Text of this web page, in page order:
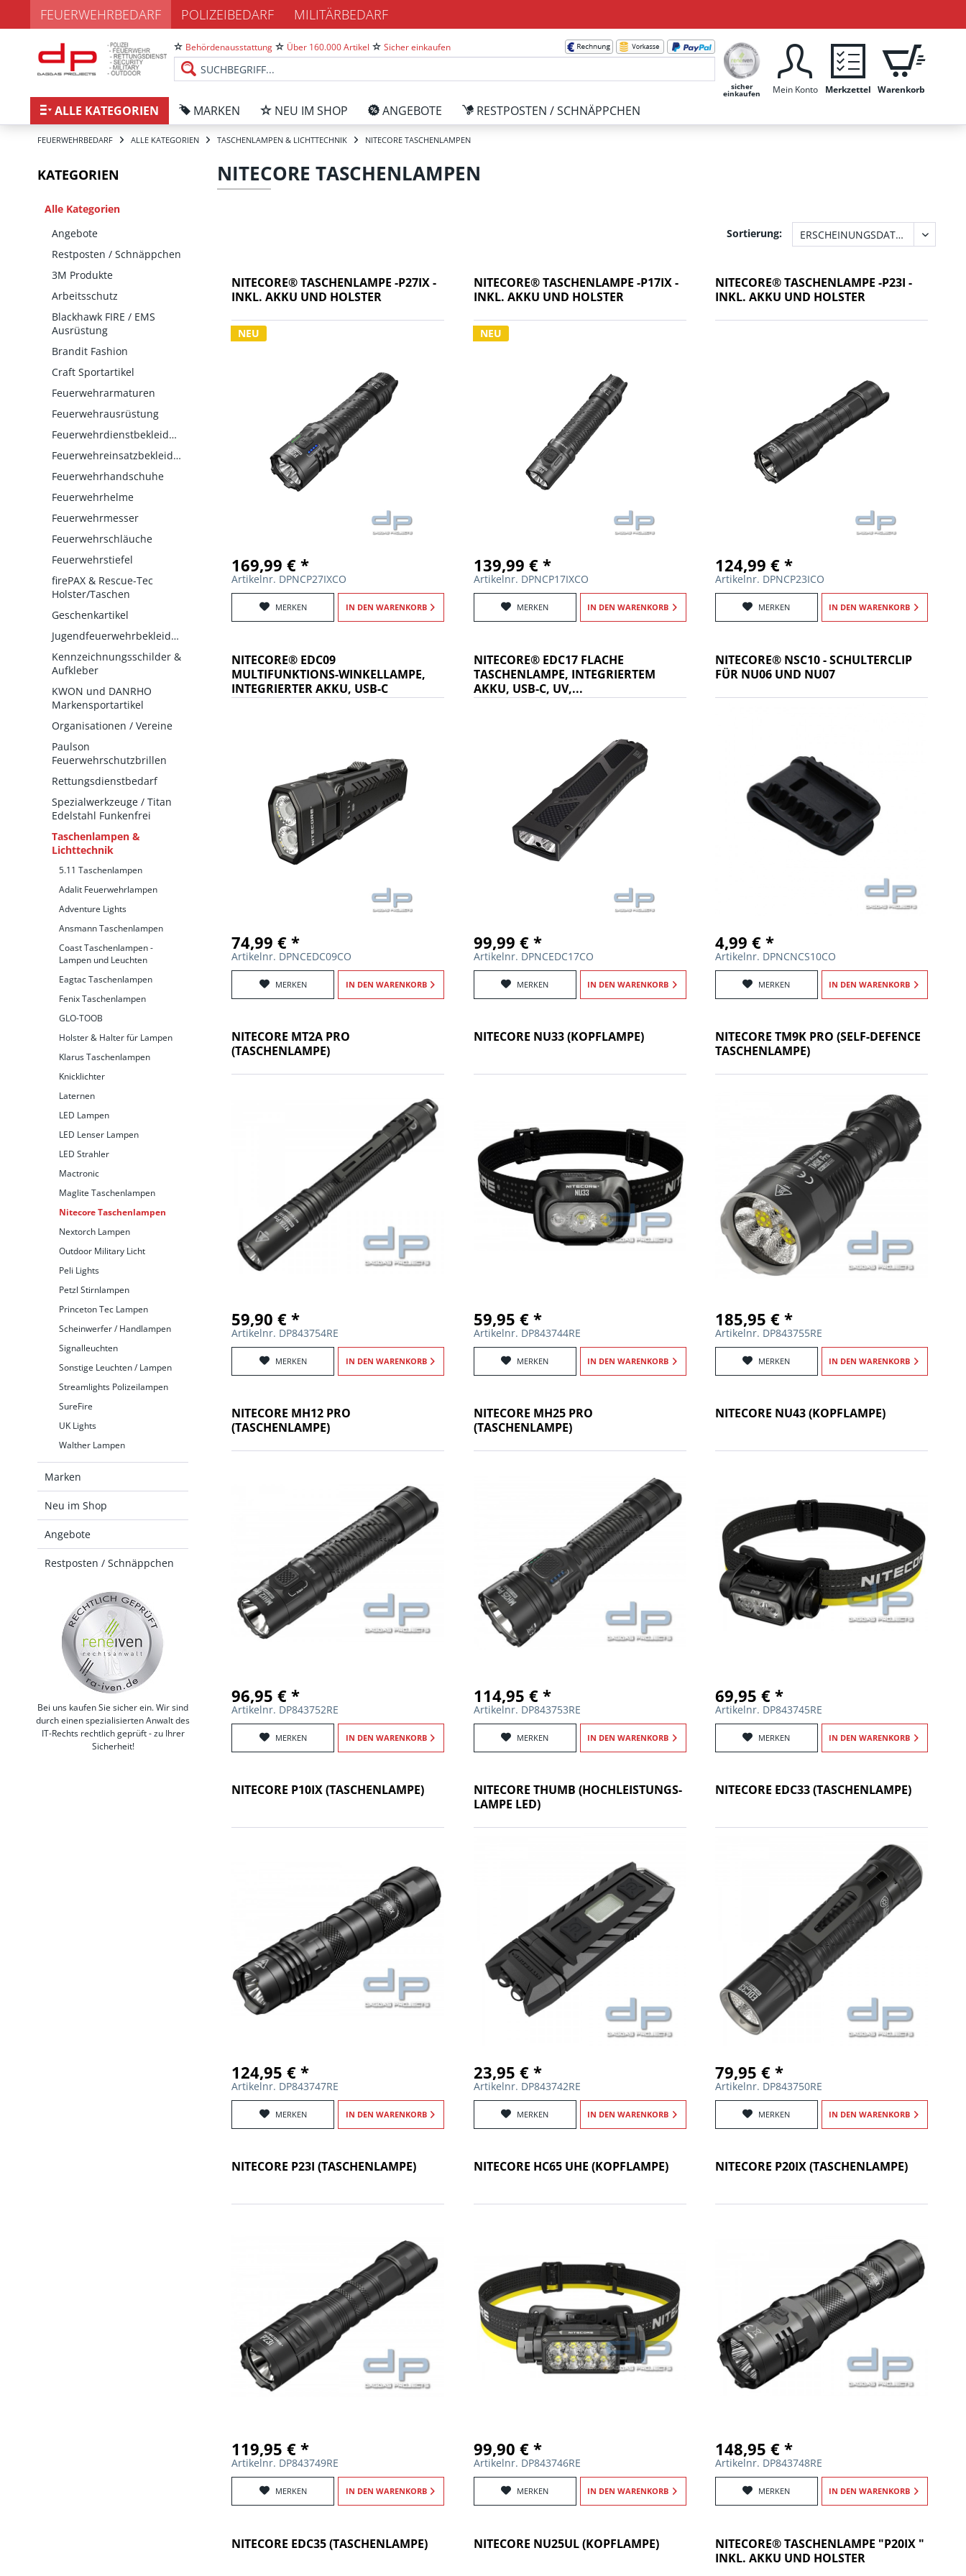
FEUERWEHRBEDARF POLIZEIBEDARF MILITÄRBEDARF
Behördenausstattung Über 160.000 Artikel Sicher einkaufen
sicher
einkaufen Mein Konto Merkzettel Warenkorb
ALLE KATEGORIEN MARKEN NEU IM SHOP ANGEBOTE RESTPOSTEN / SCHNÄPPCHEN
FEUERWEHRBEDARF ALLE KATEGORIEN TASCHENLAMPEN & LICHTTECHNIK NITECORE TASCHENLAMPEN
KATEGORIEN
Alle Kategorien
Angebote
Restposten / Schnäppchen
3M Produkte
Arbeitsschutz
Blackhawk FIRE / EMS
Ausrüstung
Brandit Fashion
Craft Sportartikel
Feuerwehrarmaturen
Feuerwehrausrüstung
Feuerwehrdienstbekleidung
Feuerwehreinsatzbekleidung
Feuerwehrhandschuhe
Feuerwehrhelme
Feuerwehrmesser
Feuerwehrschläuche
Feuerwehrstiefel
firePAX & Rescue-Tec
Holster/Taschen
Geschenkartikel
Jugendfeuerwehrbekleidung
Kennzeichnungsschilder &
Aufkleber
KWON und DANRHO
Markensportartikel
Organisationen / Vereine
Paulson
Feuerwehrschutzbrillen
Rettungsdienstbedarf
Spezialwerkzeuge / Titan
Edelstahl Funkenfrei
Taschenlampen &
Lichttechnik
5.11 Taschenlampen
Adalit Feuerwehrlampen
Adventure Lights
Ansmann Taschenlampen
Coast Taschenlampen -
Lampen und Leuchten
Eagtac Taschenlampen
Fenix Taschenlampen
GLO-TOOB
Holster & Halter für Lampen
Klarus Taschenlampen
Knicklichter
Laternen
LED Lampen
LED Lenser Lampen
LED Strahler
Mactronic
Maglite Taschenlampen
Nitecore Taschenlampen
Nextorch Lampen
Outdoor Military Licht
Peli Lights
Petzl Stirnlampen
Princeton Tec Lampen
Scheinwerfer / Handlampen
Signalleuchten
Sonstige Leuchten / Lampen
Streamlights Polizeilampen
SureFire
UK Lights
Walther Lampen
Marken
Neu im Shop
Angebote
Restposten / Schnäppchen
Bei uns kaufen Sie sicher ein. Wir sind
durch einen spezialisierten Anwalt des
IT-Rechts rechtlich geprüft - zu Ihrer
Sicherheit!
NITECORE TASCHENLAMPEN
Sortierung:
NEU
NITECORE® TASCHENLAMPE -P27IX -
INKL. AKKU UND HOLSTER
169,99 € *
Artikelnr. DPNCP27IXCO
MERKEN IN DEN WARENKORB
NEU
NITECORE® TASCHENLAMPE -P17IX -
INKL. AKKU UND HOLSTER
139,99 € *
Artikelnr. DPNCP17IXCO
MERKEN IN DEN WARENKORB
NITECORE® TASCHENLAMPE -P23I -
INKL. AKKU UND HOLSTER
124,99 € *
Artikelnr. DPNCP23ICO
MERKEN IN DEN WARENKORB
NITECORE® EDC09
MULTIFUNKTIONS-WINKELLAMPE,
INTEGRIERTER AKKU, USB-C
74,99 € *
Artikelnr. DPNCEDC09CO
MERKEN IN DEN WARENKORB
NITECORE® EDC17 FLACHE
TASCHENLAMPE, INTEGRIERTEM
AKKU, USB-C, UV,...
99,99 € *
Artikelnr. DPNCEDC17CO
MERKEN IN DEN WARENKORB
NITECORE® NSC10 - SCHULTERCLIP
FÜR NU06 UND NU07
4,99 € *
Artikelnr. DPNCNCS10CO
MERKEN IN DEN WARENKORB
NITECORE MT2A PRO
(TASCHENLAMPE)
59,90 € *
Artikelnr. DP843754RE
MERKEN IN DEN WARENKORB
NITECORE NU33 (KOPFLAMPE)
59,95 € *
Artikelnr. DP843744RE
MERKEN IN DEN WARENKORB
NITECORE TM9K PRO (SELF-DEFENCE
TASCHENLAMPE)
185,95 € *
Artikelnr. DP843755RE
MERKEN IN DEN WARENKORB
NITECORE MH12 PRO
(TASCHENLAMPE)
96,95 € *
Artikelnr. DP843752RE
MERKEN IN DEN WARENKORB
NITECORE MH25 PRO
(TASCHENLAMPE)
114,95 € *
Artikelnr. DP843753RE
MERKEN IN DEN WARENKORB
NITECORE NU43 (KOPFLAMPE)
69,95 € *
Artikelnr. DP843745RE
MERKEN IN DEN WARENKORB
NITECORE P10IX (TASCHENLAMPE)
124,95 € *
Artikelnr. DP843747RE
MERKEN IN DEN WARENKORB
NITECORE THUMB (HOCHLEISTUNGS-
LAMPE LED)
23,95 € *
Artikelnr. DP843742RE
MERKEN IN DEN WARENKORB
NITECORE EDC33 (TASCHENLAMPE)
79,95 € *
Artikelnr. DP843750RE
MERKEN IN DEN WARENKORB
NITECORE P23I (TASCHENLAMPE)
119,95 € *
Artikelnr. DP843749RE
MERKEN IN DEN WARENKORB
NITECORE HC65 UHE (KOPFLAMPE)
99,90 € *
Artikelnr. DP843746RE
MERKEN IN DEN WARENKORB
NITECORE P20IX (TASCHENLAMPE)
148,95 € *
Artikelnr. DP843748RE
MERKEN IN DEN WARENKORB
NITECORE EDC35 (TASCHENLAMPE) NITECORE NU25UL (KOPFLAMPE)
NITECORE® TASCHENLAMPE "P20IX "
INKL. AKKU UND HOLSTER